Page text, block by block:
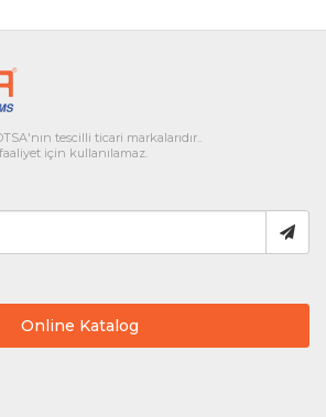
tescilli ticari markalarıdır..
için kullanılamaz.
Online Katalog